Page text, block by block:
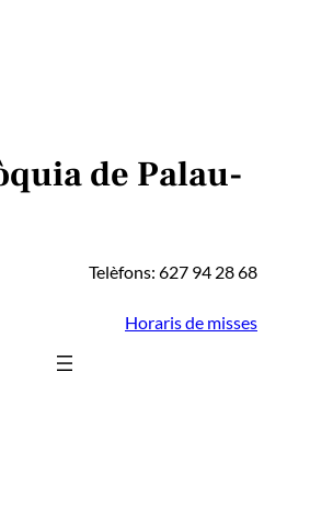
de Palau-
Telèfons: 627 94 28 68
Horaris de misses